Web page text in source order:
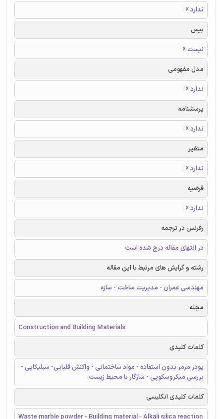
ندارد ☓
بیس
نیست ☓
مدل مفهومی
ندارد ☓
پرسشنامه
ندارد ☓
متغیر
ندارد ☓
فرضیه
ندارد ☓
رفرنس در ترجمه
در انتهای مقاله درج شده است
رشته و گرایش های مرتبط با این مقاله
مهندسی عمران - مدیریت ساخت - سازه
مجله
Construction and Building Materials
کلمات کلیدی
پودر مرمر بدون استفاده - مواد ساختمانی - واکنش قلیایی- سیلیکایی -
بررسی میکروسکوپی - سازگار با محیط زیست
کلمات کلیدی انگلیسی
Waste marble powder - Building material - Alkali silica reaction